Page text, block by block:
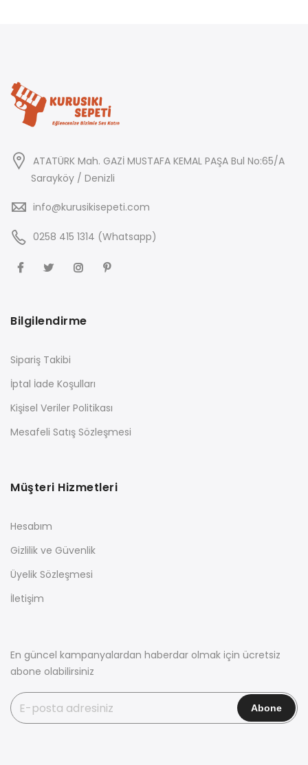
ATATÜRK Mah. GAZİ MUSTAFA KEMAL PAŞA Bul No:65/A
Sarayköy / Denizli
info@kurusikisepeti.com
0258 415 1314 (Whatsapp)
Bilgilendirme
Sipariş Takibi
İptal İade Koşulları
Kişisel Veriler Politikası
Mesafeli Satış Sözleşmesi
Müşteri Hizmetleri
Hesabım
Gizlilik ve Güvenlik
Üyelik Sözleşmesi
İletişim
En güncel kampanyalardan haberdar olmak için ücretsiz
abone olabilirsiniz